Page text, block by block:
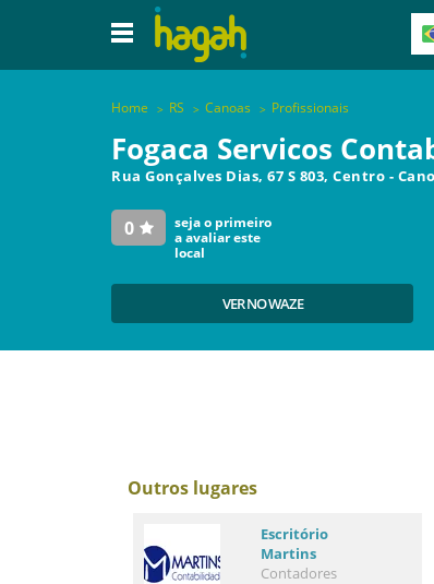
Home RS Canoas Profissionais
Fogaca Servicos
Rua Gonçalves Dias, 67 S 803, Centro -
0
seja o primeiro
a avaliar este
local
VER NO WAZE
Outros lugares
Escritório
Martins
Contadores